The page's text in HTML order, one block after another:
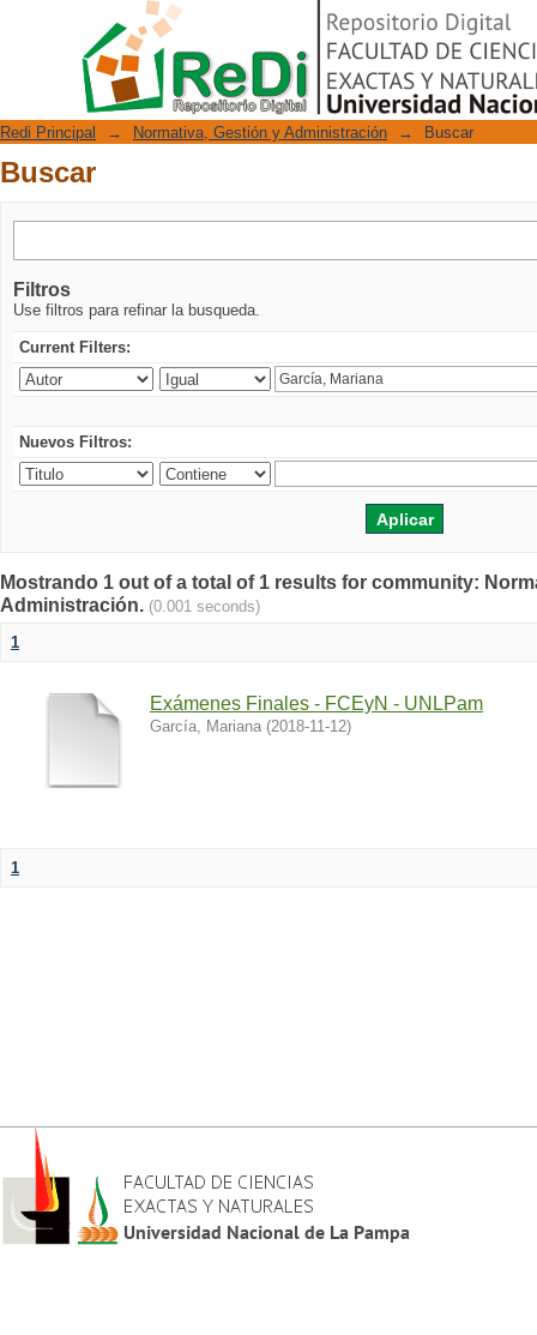
Repositorio Digital
Redi Principal → Normativa, Gestión y Administración → Buscar
Buscar
Filtros
Use filtros para refinar la busqueda.
Current Filters:
Nuevos Filtros:
Mostrando 1 out of a total of 1 results for community:
Administración. (0.001 seconds)
1
Exámenes Finales - FCEyN - UNLPam
García, Mariana (2018-11-12)
1